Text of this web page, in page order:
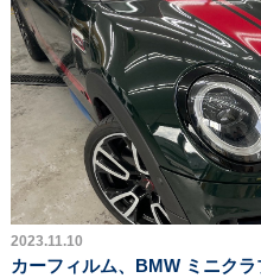
2023.11.10
カーフィルム、BMW ミニク